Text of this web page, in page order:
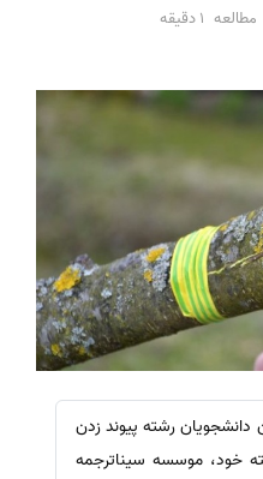
مطالعه 1 دقیقه
رشته پیوند زدن
خود، موسسه سیناترجمه